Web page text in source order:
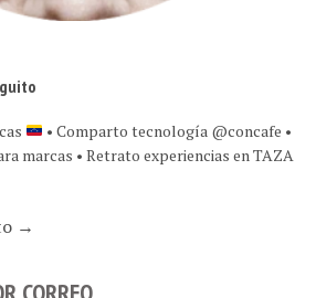
marcas • Retrato experiencias en TAZA
→
CORREO